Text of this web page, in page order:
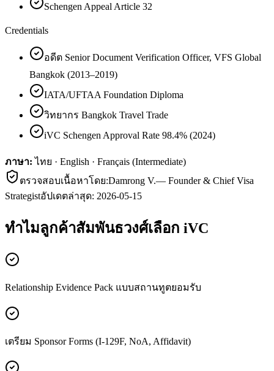
Schengen Appeal Article 32
Credentials
อดีต Senior Document Verification Officer, VFS Global
Bangkok (2013–2019)
IATA/UFTAA Foundation Diploma
วิทยากร Bangkok Travel Trade
iVC Schengen Approval Rate 98.4% (2024)
ภาษา: ไทย · English · Français (Intermediate)
ตรวจสอบเนื้อหาโดย:Damrong V.— Founder & Chief Visa
Strategistอัปเดตล่าสุด: 2026-05-15
ทำไมลูกค้าสัมพันธวงศ์เลือก iVC
Relationship Evidence Pack แบบสถานทูตยอมรับ
เตรียม Sponsor Forms (I-129F, NoA, Affidavit)